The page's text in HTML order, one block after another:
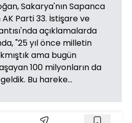
Sakarya'nın Sapanca
Parti 33. İstişare ve
açıklamalarda
"25 yıl önce milletin
ama bugün
100 milyonların da
Bu hareke...